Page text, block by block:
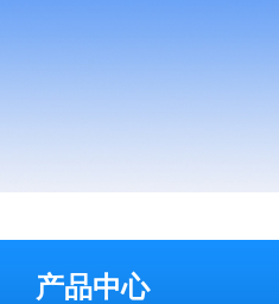
产品中心